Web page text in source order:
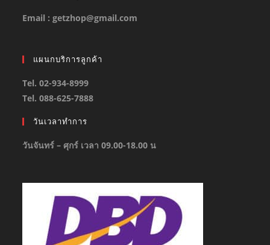
Email : getzhop@gmail.com
แผนกบริการลูกค้า
Tel. 02-934-8999
Tel. 088-625-7888
วันเวลาทำการ
วันจันทร์ – ศุกร์ เวลา 09.00-18.00 น